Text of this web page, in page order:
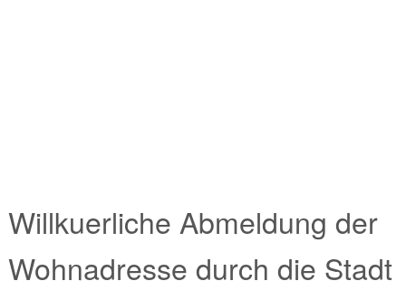
Willkuerliche Abmeldung der
Wohnadresse durch die Stadt